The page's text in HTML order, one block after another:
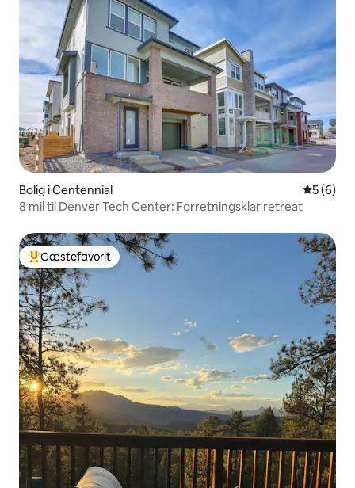
Bolig i Centennial 5 ud af 5
5 (6)
8 mil til Denver Tech Center: Forretningsklar retreat
Bedste gæstefavorit
Gæstefavorit